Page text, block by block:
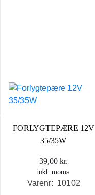
FORLYGTEPÆRE 12V
35/35W
39,00 kr.
inkl. moms
Varenr: 10102